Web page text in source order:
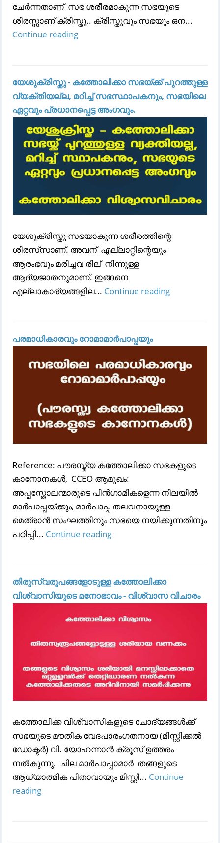
ചേർന്നതാണ് സഭ ശരീരമാകുന്ന സഭയുടെ
ശിരസ്സാണ് ക്രിസ്തു.. ക്രിസ്തുവും സഭയും ഒന...
Continue reading
യേശുക്രിസ്തു - കത്തോലിക്കാ സഭയ്ക്ക് പുറത്തുള്ള
വ്യക്തിയല്ല, മറിച്ച് സഭസ്ഥാപകനും, സഭയിലെ
ഏറ്റവും പ്രധാനപ്പെട്ട അംഗവും.
യേശുക്രിസ്തു സഭയാകുന്ന ശരീരത്തിന്റെ
ശിരസ്‌സാണ്‌. അവന് ‍ എല്ലാറ്റിന്റെയും
ആരംഭവും മരിച്ചവ രില് ‍ നിന്നുള്ള
ആദ്യജാതനുമാണ്‌. ഇങ്ങനെ
എല്ലാകാര്യങ്ങളില... Continue reading
പരമാധികാരവും റോമാമാർപാപ്പയും
Reference: പൗരസ്ത്യ കത്തോലിക്കാ സഭകളുടെ
കാനോനകൾ, CCEO ആമുഖം:
അപ്പസ്തോലന്മാരുടെ പിൻഗാമികളെന്ന നിലയിൽ
മാർപാപ്പയ്ക്കും, മാർപാപ്പ തലവനായുള്ള
മെത്രാൻ സംഘത്തിനും സഭയെ നയിക്കുന്നതിനും
പഠിപ്പി... Continue reading
തിരുസ്വരൂപങ്ങളോടുള്ള കത്തോലിക്കാ
വിശ്വാസിയുടെ മനോഭാവം - വിശ്വാസ വിചാരം
കത്തോലിക്ക വിശ്വാസികളുടെ ചോദ്യങ്ങൾക്ക്
സഭയുടെ മൗതിക വേദപാരംഗതനായ (മിസ്റ്റിക്കൽ
ഡോക്ടർ) വി. യോഹന്നാൻ ക്രൂസ് ഉത്തരം
നൽകുന്നു. ചില മാർപാപ്പാമാർ തങ്ങളുടെ
ആധ്യാത്മിക പിതാവായും മിസ്റ്റി... Continue
reading